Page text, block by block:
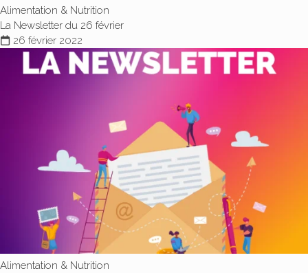
Alimentation & Nutrition
La Newsletter du 26 février
26 février 2022
Alimentation & Nutrition